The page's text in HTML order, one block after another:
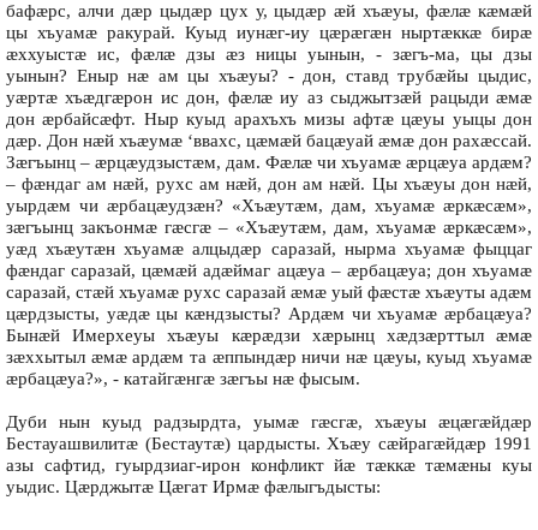
бафæрс, алчи дæр цыдæр цух у, цыдæр æй хъæуы, фæлæ кæмæй
цы хъуамæ ракурай. Куыд иунæг-иу цæрæгæн ныртæккæ бирæ
æххуыстæ ис, фæлæ дзы æз ницы уынын, - зæгъ-ма, цы дзы
уынын? Еныр нæ ам цы хъæуы? - дон, ставд трубæйы цыдис,
уæртæ хъæдгæрон ис дон, фæлæ иу аз сыджытзæй рацыди æмæ
дон æрбайсæфт. Ныр куыд арахъхъ мизы афтæ цæуы уыцы дон
дæр. Дон нæй хъæумæ ‘ввахс, цæмæй бацæуай æмæ дон рахæссай.
Зæгъынц – æрцæудзыстæм, дам. Фæлæ чи хъуамæ æрцæуа ардæм?
– фæндаг ам нæй, рухс ам нæй, дон ам нæй. Цы хъæуы дон нæй,
уырдæм чи æрбацæудзæн? «Хъæутæм, дам, хъуамæ æркæсæм»,
зæгъынц закъонмæ гæсгæ – «Хъæутæм, дам, хъуамæ æркæсæм»,
уæд хъæутæн хъуамæ алцыдæр саразай, нырма хъуамæ фыццаг
фæндаг саразай, цæмæй адæймаг ацæуа – æрбацæуа; дон хъуамæ
саразай, стæй хъуамæ рухс саразай æмæ уый фæстæ хъæуты адæм
цæрдзысты, уæдæ цы кæндзысты? Ардæм чи хъуамæ æрбацæуа?
Бынæй Имерхеуы хъæуы кæрæдзи хæрынц хæдзæрттыл æмæ
зæххытыл æмæ ардæм та æппындæр ничи нæ цæуы, куыд хъуамæ
æрбацæуа?», - катайгæнгæ зæгъы нæ фысым.
Дуби нын куыд радзырдта, уымæ гæсгæ, хъæуы æцæгæйдæр
Бестауашвилитæ (Бестаутæ) цардысты. Хъæу сæйрагæйдæр 1991
азы сафтид, гуырдзиаг-ирон конфликт йæ тæккæ тæмæны куы
уыдис. Цæрджытæ Цæгат Ирмæ фæлыгъдысты: